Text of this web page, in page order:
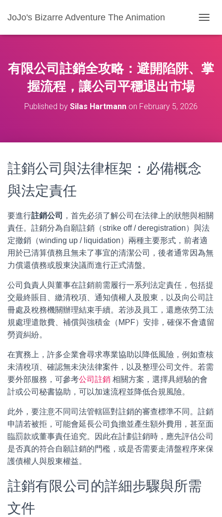
JoJo's Bizarre Adventure The Animation
O
L
E
有限公司註銷全攻略：避開陷阱、掌
握流程，讓公司平穩退出市場
Published by Silas Hartmann on February 5, 2026
註銷公司與法律框架：必備概念
與法定責任
要進行註銷公司
，首先必須了解公司在法律上的狀態與相關
責任。註銷分為自願註銷（strike off / deregistration）與法
定撤銷（winding up / liquidation）兩種主要形式，前者適
用於已清算債務且無未了事宜的清潔公司，後者通常因為無
力償還債務或股東決議而進行正式清盤。
公司負責人與董事在註銷前需履行一系列法定責任，包括提
交最終賬目、繳清稅項、通知債權人及股東，以及向公司註
冊處及稅務機關辦理結束手續。若涉及員工，還應依勞工法
規處理遣散費、補償與強積金（MPF）安排，確保不會遺留
勞資糾紛。
在實務上，許多企業會尋求專業協助以降低風險，例如查核
未清稅項、確認無未決法律案件，以及整理公司文件。若需
要外部服務，可參考公司註銷 相關方案，選擇具經驗的會
計或公司秘書協助，可以加速流程並降低合規風險。
此外，要注意不同司法管轄區對註銷的審查標準不同。註銷
申請若被拒，可能會延長公司負擔並產生額外費用，甚至面
臨罰款或董事責任追究。因此在計劃註銷時，應先評估公司
是否真的符合自願註銷的門檻，或是否需要走清盤程序來保
護債權人與股東權益。
註銷有限公司的詳細步驟與所需
文件